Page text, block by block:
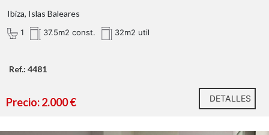
Ibiza, Islas Baleares
1 37.5m2 const. 32m2 util
Ref.: 4481
Precio: 2.000 € DETALLES